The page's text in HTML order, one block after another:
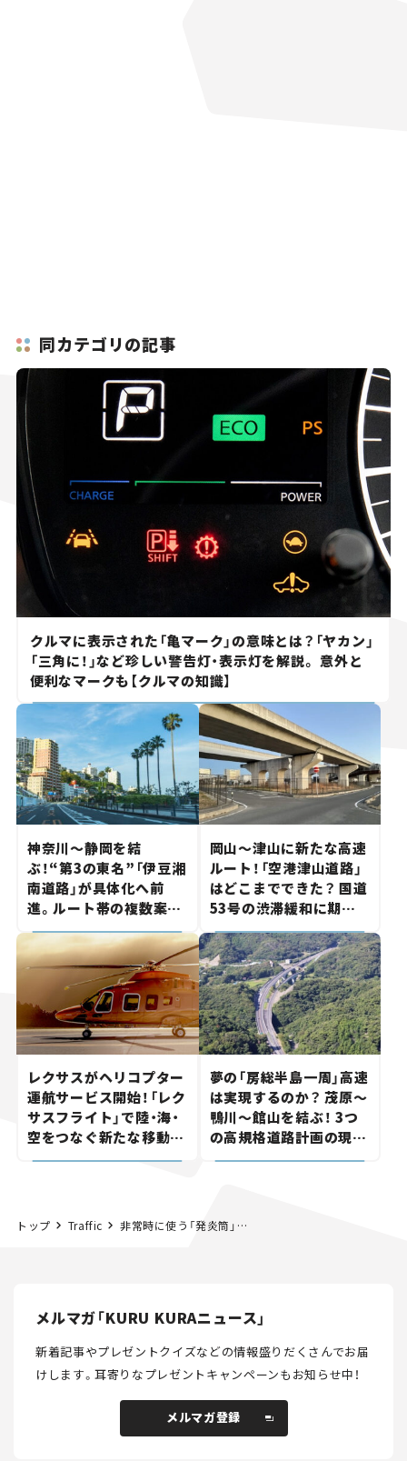
同カテゴリの記事
クルマに表示された「亀マーク」の意味とは？「ヤカン」
「三角に！」など珍しい警告灯・表示灯を解説。 意外と
便利なマークも【クルマの知識】
神奈川～静岡を結
ぶ！“第3の東名”「伊豆湘
南道路」が具体化へ前
進。ルート帯の複数案検
討へ。熱海まで信号ゼロ
が実現？ 【いま気になる
道路計画】
岡山～津山に新たな高速
ルート！「空港津山道路」
はどこまでできた？ 国道
53号の渋滞緩和に期待。
岡山市側でも動きが【い
ま気になる道路計画】
レクサスがヘリコプター
運航サービス開始！「レク
サスフライト」で陸・海・
空をつなぐ新たな移動体
験とは
夢の「房総半島一周」高速
は実現するのか？ 茂原～
鴨川～館山を結ぶ！ 3つ
の高規格道路計画の現
状。「館山鴨川道路」で検
トップ Traffic 非常時に使う「発炎筒」有効期限は大丈夫？ 使い方や注意点を確認！
メルマガ「KURU KURAニュース」
新着記事やプレゼントクイズなどの情報盛りだくさんでお届
けします。耳寄りなプレゼントキャンペーンもお知らせ中！
メルマガ登録